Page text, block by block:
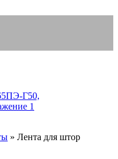
» Лента для штор